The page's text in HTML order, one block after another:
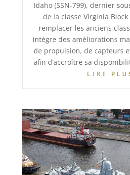
Idaho (SSN-799), dernier
de la classe Virginia
remplacer les anciens
intègre des améliorations
de propulsion, de capteurs
afin d’accroître sa
LIRE